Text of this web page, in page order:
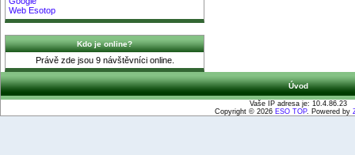
Web Esotop
Kdo je online?
Právě zde jsou 9 návštěvníci online.
Úvod
Vaše IP adresa je: 10.4.86.23
Copyright © 2026 ESO TOP. Powered by